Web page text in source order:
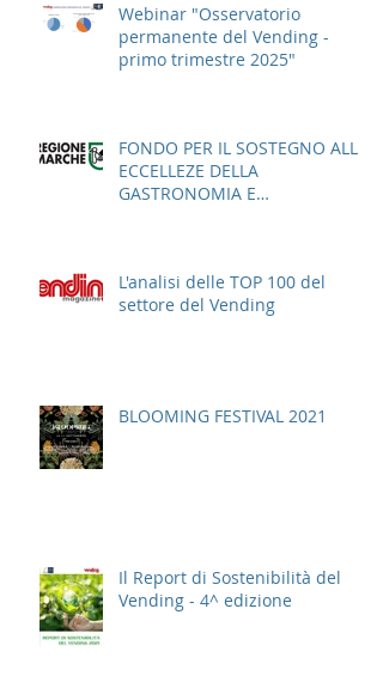
Webinar "Osservatorio
permanente del Vending -
primo trimestre 2025"
FONDO PER IL SOSTEGNO ALLE
ECCELLEZE DELLA
GASTRONOMIA E
L'analisi delle TOP 100 del
settore del Vending
BLOOMING FESTIVAL 2021
Il Report di Sostenibilità del
Vending - 4^ edizione